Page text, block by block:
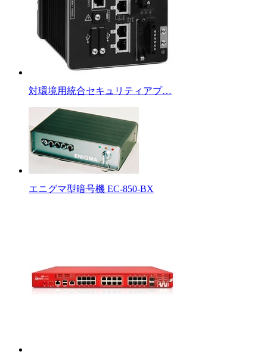
対環境用統合セキュリティアプ…
エニグマ型暗号機 EC-850-BX